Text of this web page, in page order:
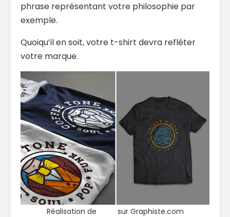
phrase représentant votre philosophie par
exemple.
Quoiqu’il en soit, votre t-shirt devra refléter
votre marque.
Réalisation de sur Graphiste.com